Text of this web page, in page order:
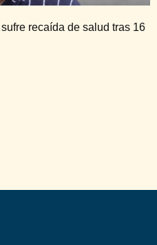
recaída de salud tras 16